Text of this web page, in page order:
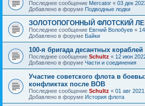
Последнее сообщение Mercator « 03 дек
Добавлено в форуме Подводные лодки
ЗОЛОТОПОГОННЫЙ ФЛОТСКИЙ
Последнее сообщение Евгний Волобуев «
Добавлено в форуме Байки
100-я бригада десантных
Последнее сообщение Schultz « 12 июн
Добавлено в форуме Части и соединения
Участие советского флота в
конфликтах после ВОВ
Последнее сообщение Schultz « 01 авг
Добавлено в форуме История флота